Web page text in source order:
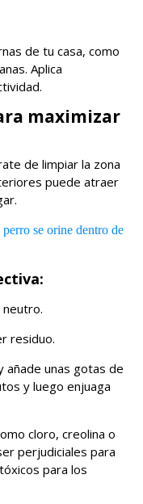
de tu casa, como
Aplica
maximizar
de limpiar la zona
puede atraer
se orine dentro de
neutro.
residuo.
añade unas gotas de
y luego enjuaga
cloro, creolina o
perjudiciales para
para los